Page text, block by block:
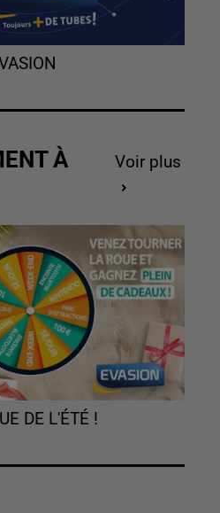
À
Voir plus
DE L'ÉTÉ !